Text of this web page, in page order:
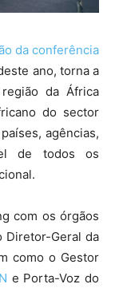
da conferência
ano, torna a
da África
do sector
agências,
de todos os
com os órgãos
Diretor-Geral da
como o Gestor
e Porta-Voz do